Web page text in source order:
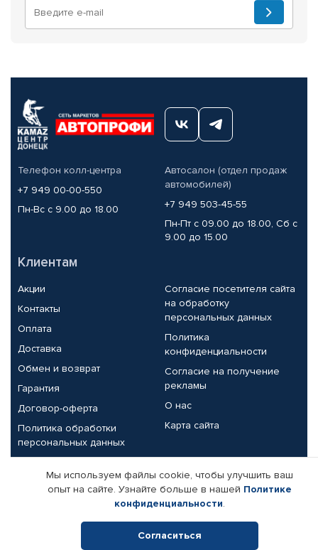
Телефон колл-центра
+7 949 00-00-550
Пн-Вс с 9.00 до 18.00
Автосалон (отдел продаж
автомобилей)
+7 949 503-45-55
Пн-Пт с 09.00 до 18.00, Сб с
9.00 до 15.00
Клиентам
Акции
Контакты
Оплата
Доставка
Обмен и возврат
Гарантия
Договор-оферта
Политика обработки
персональных данных
Согласие посетителя сайта
на обработку
персональных данных
Политика
конфиденциальности
Согласие на получение
рекламы
О нас
Карта сайта
Партнерам
Корпоративным клиентам
Поставщикам
Реквизиты компании
Мы используем файлы cookie, чтобы улучшить ваш
опыт на сайте. Узнайте больше в нашей Политике
конфиденциальности.
Согласиться